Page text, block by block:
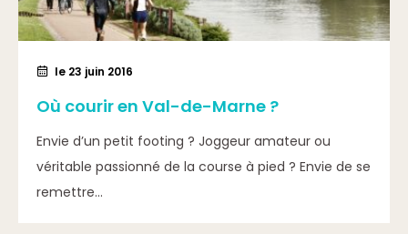
le 23 juin 2016
Où courir en Val-de-Marne ?
Envie d’un petit footing ? Joggeur amateur ou
véritable passionné de la course à pied ? Envie de se
remettre...